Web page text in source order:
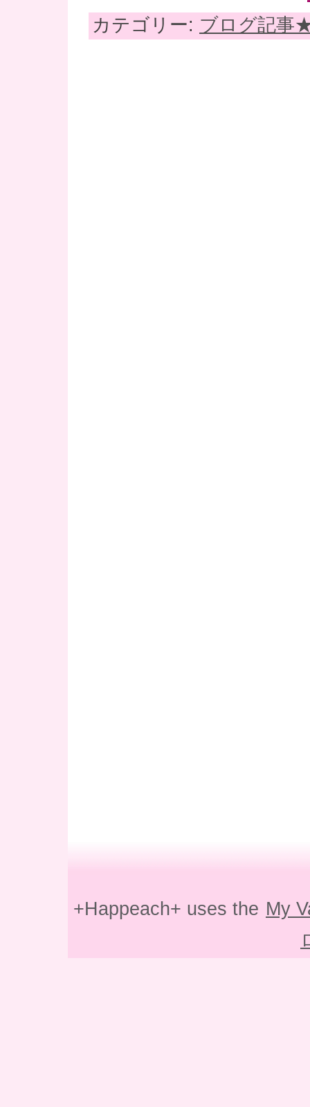
カテゴリー: ブログ記事
+Happeach+ uses the My